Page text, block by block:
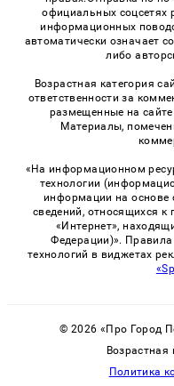
официальных соцсетях
информационных
автоматически означает
либо
Возрастная категория
ответственности за
размещенные на
Материалы,
«На информационном
технологии
информации на основе
сведений, относящихся к
«Интернет»,
Федерации)».
технологий в виджетах
© 2026 «Про Город
Возрастная
Политика